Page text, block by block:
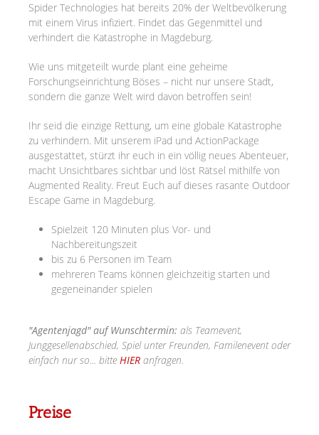
Spider Technologies hat bereits 20% der Weltbevölkerung
mit einem Virus infiziert. Findet das Gegenmittel und
verhindert die Katastrophe in Magdeburg.
Wie uns mitgeteilt wurde plant eine geheime
Forschungseinrichtung Böses – nicht nur unsere Stadt,
sondern die ganze Welt wird davon betroffen sein!
Ihr seid die einzige Rettung, um eine globale Katastrophe
zu verhindern. Mit unserem iPad und ActionPackage
ausgestattet, stürzt ihr euch in ein völlig neues Abenteuer,
macht Unsichtbares sichtbar und löst Rätsel mithilfe von
Augmented Reality. Freut Euch auf dieses rasante Outdoor
Escape Game in Magdeburg.
Spielzeit 120 Minuten plus Vor- und
Nachbereitungszeit
bis zu 6 Personen im Team
mehreren Teams können gleichzeitig starten und
gegeneinander spielen
"Agentenjagd" auf Wunschtermin: als Teamevent,
Junggesellenabschied, Spiel unter Freunden, Familenevent oder
einfach nur so... bitte HIER anfragen.
Preise